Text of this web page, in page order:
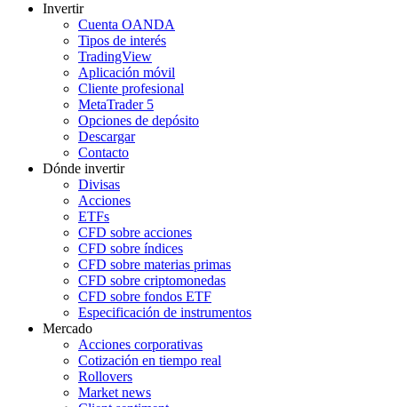
Invertir
Cuenta OANDA
Tipos de interés
TradingView
Aplicación móvil
Cliente profesional
MetaTrader 5
Opciones de depósito
Descargar
Contacto
Dónde invertir
Divisas
Acciones
ETFs
CFD sobre acciones
CFD sobre índices
CFD sobre materias primas
CFD sobre criptomonedas
CFD sobre fondos ETF
Especificación de instrumentos
Mercado
Acciones corporativas
Cotización en tiempo real
Rollovers
Market news